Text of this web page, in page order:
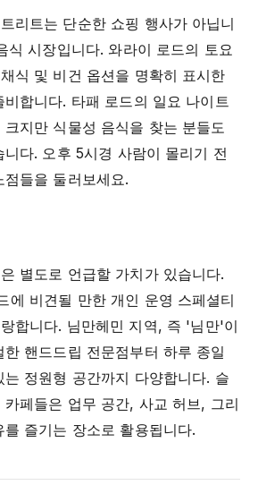
리트는 단순한 쇼핑 행사가 아닙니
식 시장입니다. 와라이 로드의 토요
식 및 비건 옵션을 명확히 표시한
합니다. 타패 로드의 일요 나이트
지만 식물성 음식을 찾는 분들도
다. 오후 5시경 사람이 몰리기 전
들을 둘러보세요.
별도로 언급할 가치가 있습니다.
에 비견될 만한 개인 운영 스페셜티
합니다. 님만헤민 지역, 즉 '님만'이
핸드드립 전문점부터 하루 종일
정원형 공간까지 다양합니다. 슬
페들은 업무 공간, 사교 허브, 그리
즐기는 장소로 활용됩니다.